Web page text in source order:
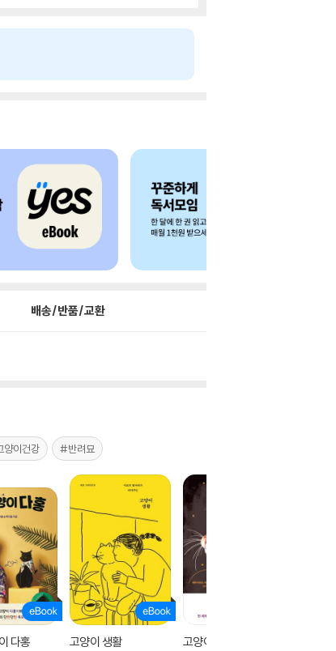
배송/반품/교환
이건강 #반려묘
다홍 고양이 생활
고양이는 내게 행복하